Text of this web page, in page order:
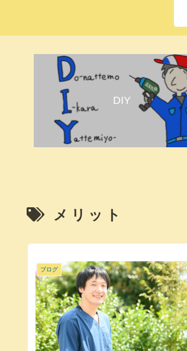
DIY
メリット
ブログ